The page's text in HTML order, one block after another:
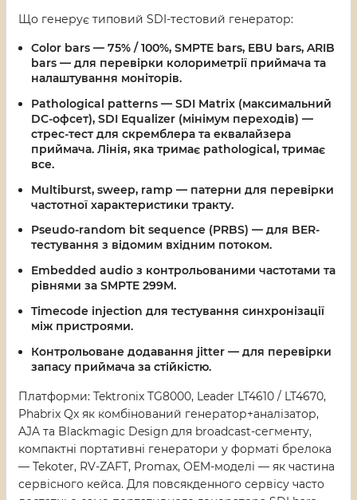
Що генерує типовий SDI-тестовий генератор:
Color bars — 75% / 100%, SMPTE bars, EBU bars, ARIB
bars — для перевірки колориметрії приймача та
налаштування моніторів.
Pathological patterns — SDI Matrix (максимальний
DC-офсет), SDI Equalizer (мінімум переходів) —
стрес-тест для скремблера та еквалайзера
приймача. Лінія, яка тримає pathological, тримає
все.
Multiburst, sweep, ramp — патерни для перевірки
частотної характеристики тракту.
Pseudo-random bit sequence (PRBS) — для BER-
тестування з відомим вхідним потоком.
Embedded audio з контрольованими частотами та
рівнями за SMPTE 299M.
Timecode injection для тестування синхронізації
між пристроями.
Контрольоване додавання jitter — для перевірки
запасу приймача за стійкістю.
Платформи: Tektronix TG8000, Leader LT4610 / LT4670,
Phabrix Qx як комбінований генератор+аналізатор,
AJA та Blackmagic Design для broadcast-сегменту,
компактні портативні генератори у форматі брелока
— Tekoter, RV-ZAFT, Promax, OEM-моделі — як частина
сервісного кейса. Для повсякденного сервісу часто